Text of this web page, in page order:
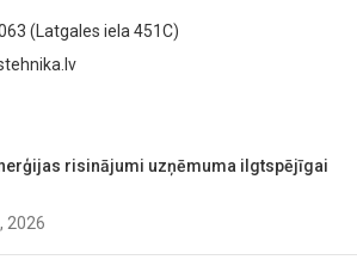
(Latgales iela 451C)
risinājumi uzņēmuma ilgtspējīgai
2026